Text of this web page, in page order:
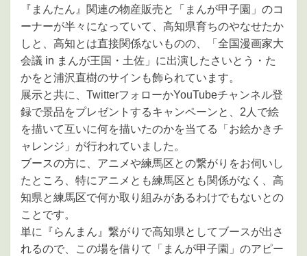
『まんたん』関連の物産販売と「まんが甲子園」のコ
ーナーが半々になっていて、高知県育ちのやなせたか
しと、高知とは直接関係ないものの、「全国漫画家大
会議 in まんが王国・土佐」に出演したさいとう・た
かをと浦沢直樹のサインも飾られています。
展示と共に、TwitterフォローかYouTubeチャンネル登
録で景品をプレゼントするキャンペーンと、2人で絵
を描いて互いに何を描いたのかを当てる「お絵かきチ
ャレンジ」が行われていました。
ブースの方に、アニメや練馬区との繋がりをお伺いし
たところ、特にアニメとも練馬区とも関係がなく、高
知県と練馬区で何か取り組みがあるわけでもないとの
ことです。
単に『らんまん』繋がりで高知県としてブースが出さ
れるので、この場を借りて「まんが甲子園」のアピー